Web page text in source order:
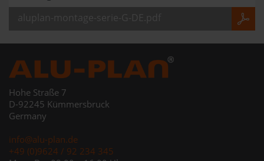
aluplan-montage-serie-G-DE.pdf
Hohe Straße 7
D-92245 Kümmersbruck
Germany
info@alu-plan.de
+49 (0)9624 / 92 234 345